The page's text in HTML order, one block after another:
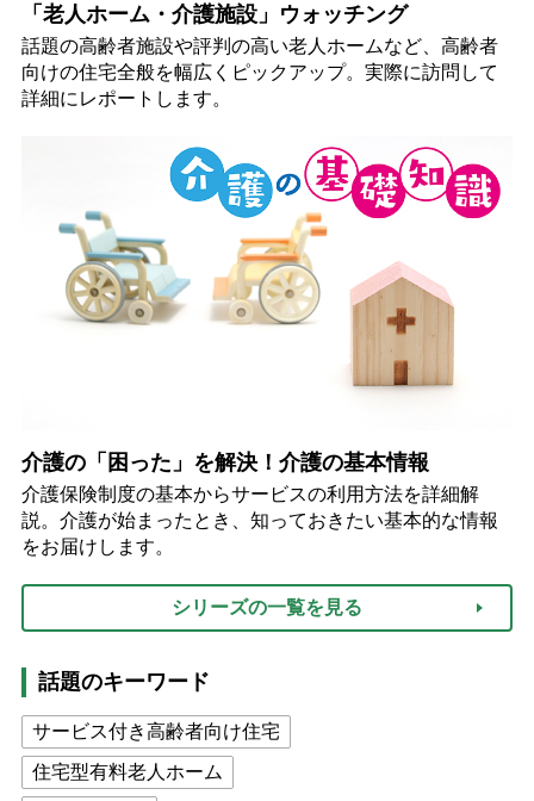
「老人ホーム・介護施設」ウォッチング
話題の高齢者施設や評判の高い老人ホームなど、高齢者
向けの住宅全般を幅広くピックアップ。実際に訪問して
詳細にレポートします。
介護の「困った」を解決！介護の基本情報
介護保険制度の基本からサービスの利用方法を詳細解
説。介護が始まったとき、知っておきたい基本的な情報
をお届けします。
シリーズの一覧を見る
話題のキーワード
サービス付き高齢者向け住宅
住宅型有料老人ホーム